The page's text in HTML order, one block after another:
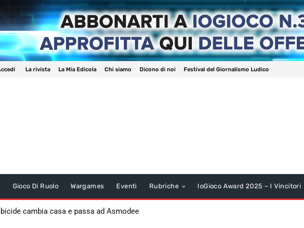
La rivista La Mia Edicola Chi siamo Dicono di noi Festival del Giornalismo Ludico
Gioco Di Ruolo Wargames Eventi Rubriche IoGioco Award 2025 – I Vincitori
cambia casa e passa ad Asmodee